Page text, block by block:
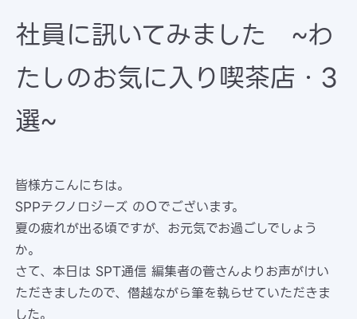
社員に訊いてみました ~わ
たしのお気に入り喫茶店・3
選~
皆様方こんにちは。
SPPテクノロジーズ のＯでございます。
夏の疲れが出る頃ですが、お元気でお過ごしでしょう
か。
さて、本日は SPT通信 編集者の菅さんよりお声がけい
ただきましたので、僭越ながら筆を執らせていただきま
した。